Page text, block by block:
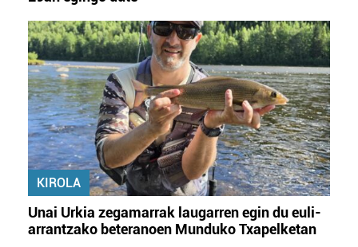
KIROLA
Unai Urkia zegamarrak laugarren egin du euli-
arrantzako beteranoen Munduko Txapelketan